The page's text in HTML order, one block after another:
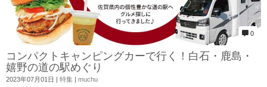
0
コンパクトキャンピングカーで行く！白石・鹿島・
嬉野の道の駅めぐり
2023年07月01日 特集 muchu